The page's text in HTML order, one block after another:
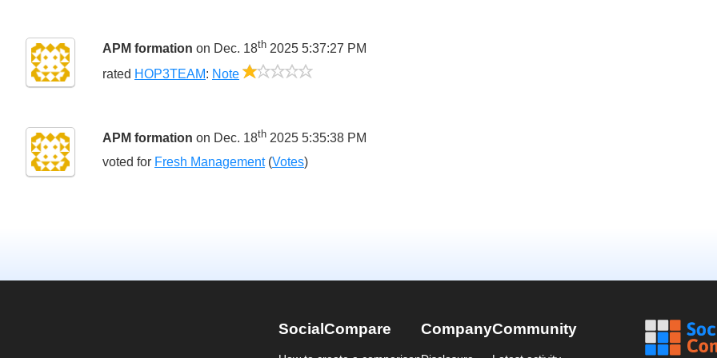
APM formation on Dec. 18th 2025 5:37:27 PM
rated HOP3TEAM: Note
APM formation on Dec. 18th 2025 5:35:38 PM
voted for Fresh Management(Votes)
SocialCompare CompanyCommunity